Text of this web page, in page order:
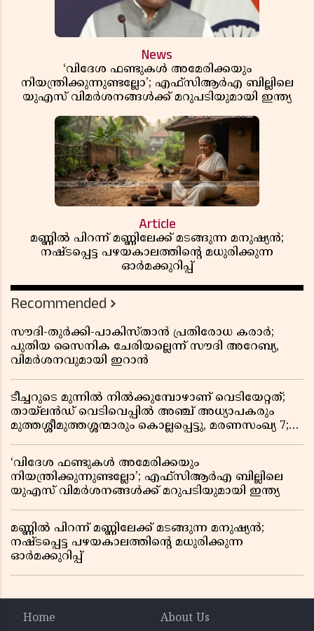
News
‘വിദേശ ഫണ്ടുകൾ അമേരിക്കയും
നിയന്ത്രിക്കുന്നുണ്ടല്ലോ’; എഫ്സിആർഎ ബില്ലിലെ
യുഎസ് വിമർശനങ്ങൾക്ക് മറുപടിയുമായി ഇന്ത്യ
Article
മണ്ണിൽ പിറന്ന് മണ്ണിലേക്ക് മടങ്ങുന്ന മനുഷ്യൻ;
നഷ്ടപ്പെട്ട പഴയകാലത്തിൻ്റെ മധുരിക്കുന്ന
ഓർമക്കുറിപ്പ്
Recommended
സൗദി-തുർക്കി-പാകിസ്താൻ പ്രതിരോധ കരാർ;
പുതിയ സൈനിക ചേരിയല്ലെന്ന് സൗദി അറേബ്യ,
വിമർശനവുമായി ഇറാൻ
ടീച്ചറുടെ മുന്നിൽ നിൽക്കുമ്പോഴാണ് വെടിയേറ്റത്;
തായ്‌ലൻഡ് വെടിവെപ്പിൽ അഞ്ച് അധ്യാപകരും
മുത്തശ്ശീമുത്തശ്ശന്മാരും കൊല്ലപ്പെട്ടു, മരണസംഖ്യ 7;
‘വിദേശ ഫണ്ടുകൾ അമേരിക്കയും
നിയന്ത്രിക്കുന്നുണ്ടല്ലോ’; എഫ്സിആർഎ ബില്ലിലെ
യുഎസ് വിമർശനങ്ങൾക്ക് മറുപടിയുമായി ഇന്ത്യ
മണ്ണിൽ പിറന്ന് മണ്ണിലേക്ക് മടങ്ങുന്ന മനുഷ്യൻ;
നഷ്ടപ്പെട്ട പഴയകാലത്തിൻ്റെ മധുരിക്കുന്ന
ഓർമക്കുറിപ്പ്
Home
About Us